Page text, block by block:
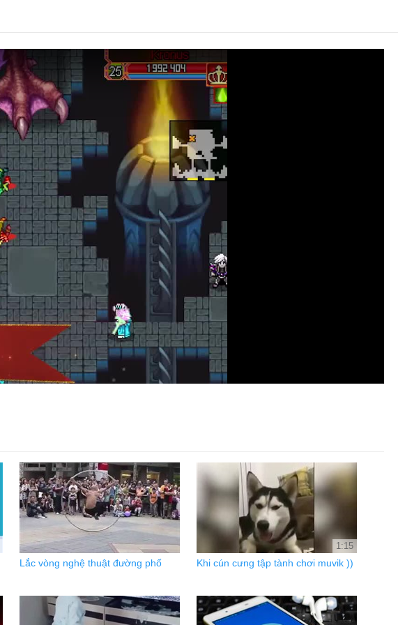
Lắc vòng nghệ thuật đường phố
1:15
Khi cún cưng tập tành chơi muvik ))